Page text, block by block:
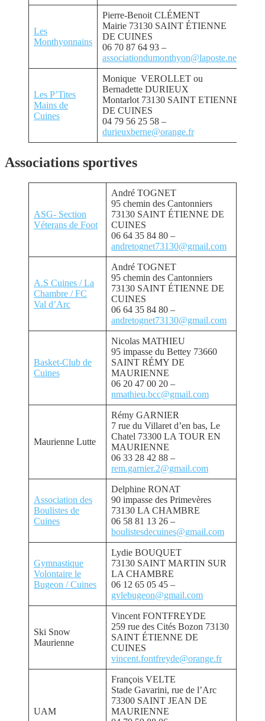
Les
Monthyonnains
Pierre-Benoit CLÉMENT
Mairie 73130 SAINT ÉTIENNE
DE CUINES
06 70 87 64 93 –
associationdumonthyon@laposte.net
Les P’Tites
Mains de
Cuines
Monique VEROLLET ou
Bernadette DURIEUX
Montarlot 73130 SAINT ETIENNE
DE CUINES
04 79 56 25 58 –
durieuxberne@orange.fr
Associations sportives
ASG- Section
Véterans de Foot
André TOGNET
95 chemin des Cantonniers
73130 SAINT ÉTIENNE DE
CUINES
06 64 35 84 80 –
andretognet73130@gmail.com
A.S Cuines / La
Chambre / FC
Val d’Arc
André TOGNET
95 chemin des Cantonniers
73130 SAINT ÉTIENNE DE
CUINES
06 64 35 84 80 –
andretognet73130@gmail.com
Basket-Club de
Cuines
Nicolas MATHIEU
95 impasse du Bettey 73660
SAINT RÉMY DE
MAURIENNE
06 20 47 00 20 –
nmathieu.bcc@gmail.com
Maurienne Lutte
Rémy GARNIER
7 rue du Villaret d’en bas, Le
Chatel 73300 LA TOUR EN
MAURIENNE
06 33 28 42 88 –
rem.garnier.2@gmail.com
Association des
Boulistes de
Cuines
Delphine RONAT
90 impasse des Primevères
73130 LA CHAMBRE
06 58 81 13 26 –
boulistesdecuines@gmail.com
Gymnastique
Volontaire le
Bugeon / Cuines
Lydie BOUQUET
73130 SAINT MARTIN SUR
LA CHAMBRE
06 12 65 05 45 –
gvlebugeon@gmail.com
Ski Snow
Maurienne
Vincent FONTFREYDE
259 rue des Cités Bozon 73130
SAINT ÉTIENNE DE
CUINES
vincent.fontfreyde@orange.fr
UAM
François VELTE
Stade Gavarini, rue de l’Arc
73300 SAINT JEAN DE
MAURIENNE